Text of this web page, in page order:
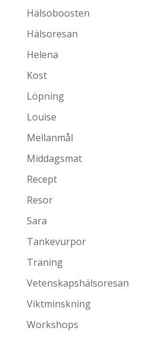
Hälsoboosten
Hälsoresan
Helena
Kost
Löpning
Louise
Mellanmål
Middagsmat
Recept
Resor
Sara
Tankevurpor
Träning
Vetenskapshälsoresan
Viktminskning
Workshops